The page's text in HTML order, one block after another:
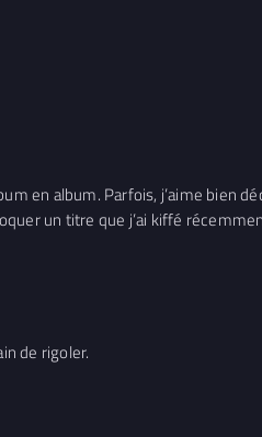
en album. Parfois, j’aime bien
un titre que j’ai kiffé
de rigoler.